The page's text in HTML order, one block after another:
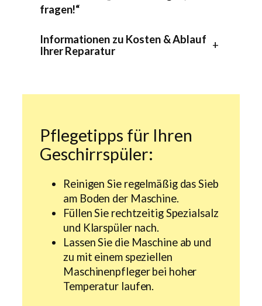
fragen!“
Informationen zu Kosten & Ablauf
Ihrer Reparatur
+
Pflegetipps für Ihren
Geschirrspüler:
Reinigen Sie regelmäßig das Sieb
am Boden der Maschine.
Füllen Sie rechtzeitig Spezialsalz
und Klarspüler nach.
Lassen Sie die Maschine ab und
zu mit einem speziellen
Maschinenpfleger bei hoher
Temperatur laufen.